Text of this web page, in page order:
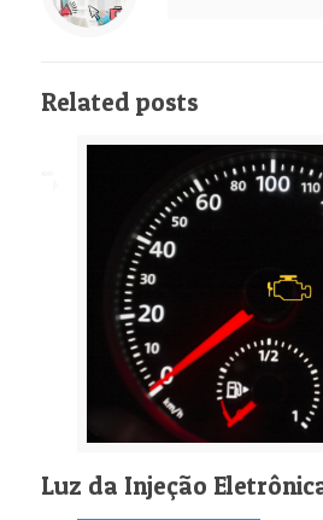
Related posts
Luz da Injeção